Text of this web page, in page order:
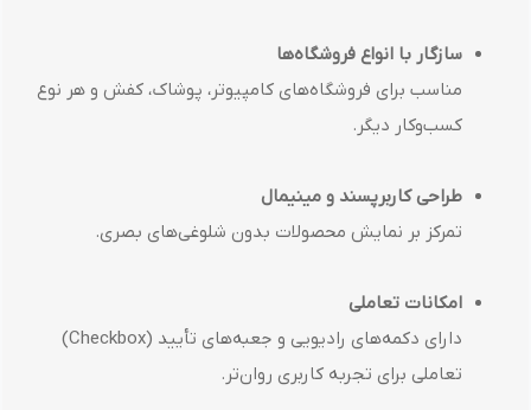
سازگار با انواع فروشگاه‌ها
مناسب برای فروشگاه‌های کامپیوتر، پوشاک، کفش و هر نوع
کسب‌وکار دیگر.
طراحی کاربرپسند و مینیمال
تمرکز بر نمایش محصولات بدون شلوغی‌های بصری.
امکانات تعاملی
دارای دکمه‌های رادیویی و جعبه‌های تأیید (Checkbox)
تعاملی برای تجربه کاربری روان‌تر.